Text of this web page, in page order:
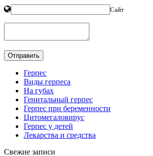
Сайт
Герпес
Виды герпеса
На губах
Генитальный герпес
Герпес при беременности
Цитомегаловирус
Герпес у детей
Лекарства и средства
Свежие записи